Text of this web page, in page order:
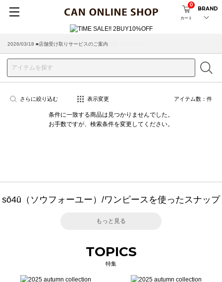
カート
0
BRAND
2026/03/18 ■店舗受け取りサービスのご案内
さらに絞り込む 表示変更 アイテム数： 件
条件に一致する商品は見つかりませんでした。
お手数ですが、検索条件を変更してください。
sō4ū（ソウフォーユー）/ワンピースを使ったスナップ
もっと見る
TOPICS
特集